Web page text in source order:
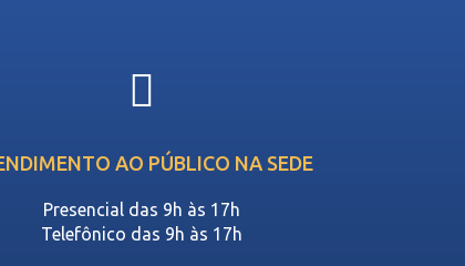
AO PÚBLICO NA SEDE
Presencial das 9h às 17h
Telefônico das 9h às 17h